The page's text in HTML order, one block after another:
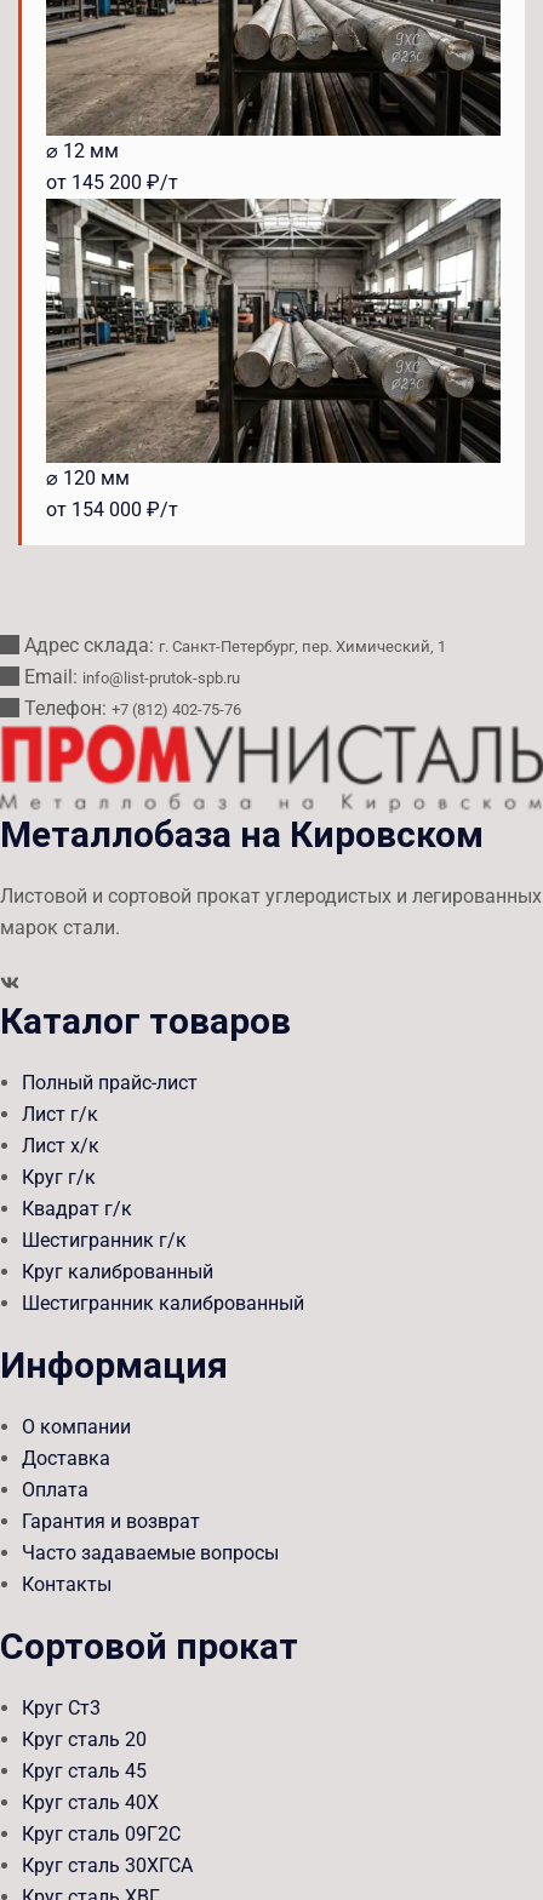
⌀ 12 мм
от 145 200 ₽/т
⌀ 120 мм
от 154 000 ₽/т
Адрес склада: г. Санкт-Петербург, пер. Химический, 1
Email: info@list-prutok-spb.ru
Телефон: +7 (812) 402-75-76
Металлобаза на Кировском
Листовой и сортовой прокат углеродистых и легированных
марок стали.
Каталог товаров
Полный прайс-лист
Лист г/к
Лист х/к
Круг г/к
Квадрат г/к
Шестигранник г/к
Круг калиброванный
Шестигранник калиброванный
Информация
О компании
Доставка
Оплата
Гарантия и возврат
Часто задаваемые вопросы
Контакты
Сортовой прокат
Круг Ст3
Круг сталь 20
Круг сталь 45
Круг сталь 40Х
Круг сталь 09Г2С
Круг сталь 30ХГСА